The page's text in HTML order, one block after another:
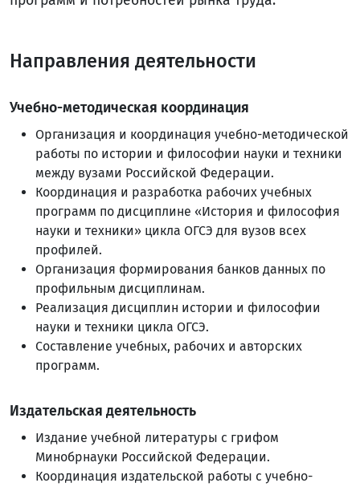
Направления деятельности
Учебно-методическая координация
Организация и координация учебно-методической
работы по истории и философии науки и техники
между вузами Российской Федерации.
Координация и разработка рабочих учебных
программ по дисциплине «История и философия
науки и техники» цикла ОГСЭ для вузов всех
профилей.
Организация формирования банков данных по
профильным дисциплинам.
Реализация дисциплин истории и философии
науки и техники цикла ОГСЭ.
Составление учебных, рабочих и авторских
программ.
Издательская деятельность
Издание учебной литературы с грифом
Минобрнауки Российской Федерации.
Координация издательской работы с учебно-